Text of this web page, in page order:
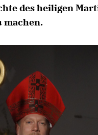
des heiligen
machen.